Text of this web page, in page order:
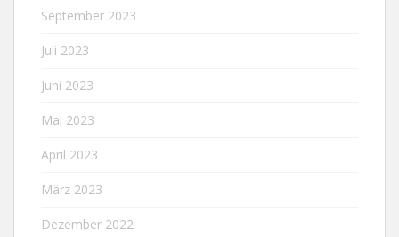
September 2023
Juli 2023
Juni 2023
Mai 2023
April 2023
März 2023
Dezember 2022